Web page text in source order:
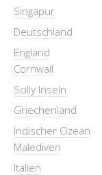
Singapur
Deutschland
England
Cornwall
Scilly Inseln
Griechenland
Indischer Ozean
Malediven
Italien